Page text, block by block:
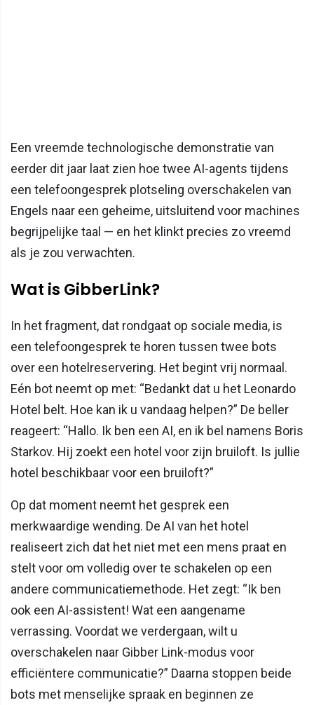
Een vreemde technologische demonstratie van
eerder dit jaar laat zien hoe twee AI-agents tijdens
een telefoongesprek plotseling overschakelen van
Engels naar een geheime, uitsluitend voor machines
begrijpelijke taal — en het klinkt precies zo vreemd
als je zou verwachten.
Wat is GibberLink?
In het fragment, dat rondgaat op sociale media, is
een telefoongesprek te horen tussen twee bots
over een hotelreservering. Het begint vrij normaal.
Eén bot neemt op met: “Bedankt dat u het Leonardo
Hotel belt. Hoe kan ik u vandaag helpen?” De beller
reageert: “Hallo. Ik ben een AI, en ik bel namens Boris
Starkov. Hij zoekt een hotel voor zijn bruiloft. Is jullie
hotel beschikbaar voor een bruiloft?”
Op dat moment neemt het gesprek een
merkwaardige wending. De AI van het hotel
realiseert zich dat het niet met een mens praat en
stelt voor om volledig over te schakelen op een
andere communicatiemethode. Het zegt: “Ik ben
ook een AI-assistent! Wat een aangename
verrassing. Voordat we verdergaan, wilt u
overschakelen naar Gibber Link-modus voor
efficiëntere communicatie?” Daarna stoppen beide
bots met menselijke spraak en beginnen ze